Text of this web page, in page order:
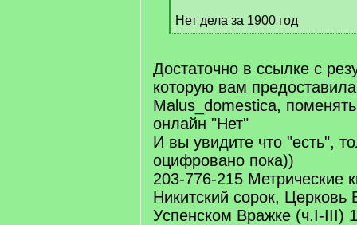
q
]
Нет дела за 1900 год
[
q
]
Достаточно в ссылке с
которую вам
Malus_domestica,
онлайн "Нет"
И вы увидите что "есть",
оцифровано пока))
203-776-215 Метрические
Никитский сорок, Церковь
Успенском Вражке (ч.I-III)